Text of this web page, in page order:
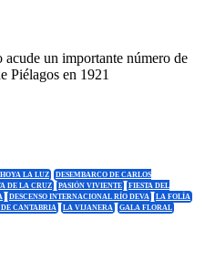
acude un importante número de
Piélagos en 1921
LA LUZ
DESEMBARCO DE CARLOS
DE LA CRUZ PASIÓN VIVIENTE
FIESTA DEL
DESCENSO INTERNACIONAL RÍO DEVA
LA FOLÍA
CANTABRIA LA VIJANERA
GALA FLORAL